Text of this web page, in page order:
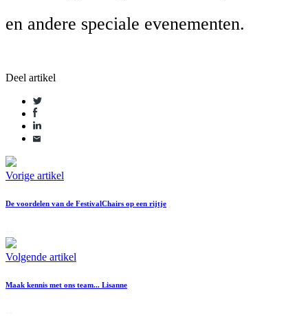
en andere speciale evenementen.
Deel artikel
Vorige artikel
De voordelen van de FestivalChairs op een rijtje
Volgende artikel
Maak kennis met ons team... Lisanne